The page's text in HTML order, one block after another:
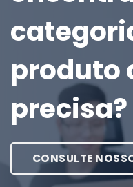
produto
precisa?
CONSULTE